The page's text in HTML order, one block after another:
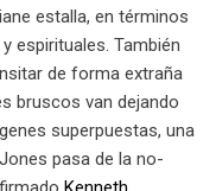
estalla, en términos
espirituales. También
de forma extraña
bruscos van dejando
superpuestas, una
pasa de la no-